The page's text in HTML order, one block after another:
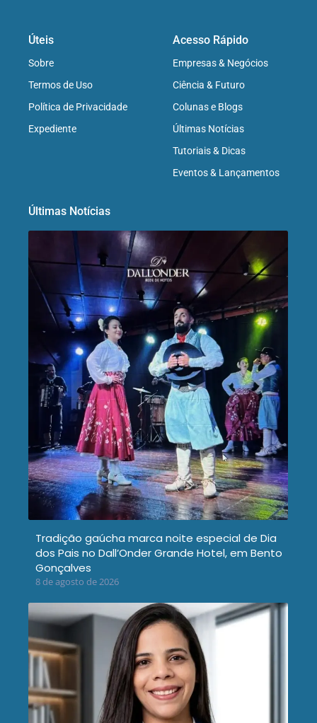
Úteis
Sobre
Termos de Uso
Política de Privacidade
Expediente
Acesso Rápido
Empresas & Negócios
Ciência & Futuro
Colunas e Blogs
Últimas Notícias
Tutoriais & Dicas
Eventos & Lançamentos
Últimas Notícias
Tradição gaúcha marca noite especial de Dia
dos Pais no Dall’Onder Grande Hotel, em Bento
Gonçalves
8 de agosto de 2026